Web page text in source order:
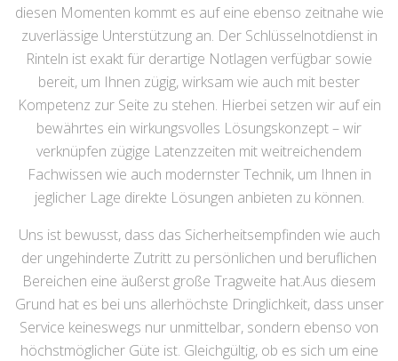
diesen Momenten kommt es auf eine ebenso zeitnahe wie
zuverlässige Unterstützung an. Der Schlüsselnotdienst in
Rinteln ist exakt für derartige Notlagen verfügbar sowie
bereit, um Ihnen zügig, wirksam wie auch mit bester
Kompetenz zur Seite zu stehen. Hierbei setzen wir auf ein
bewährtes ein wirkungsvolles Lösungskonzept – wir
verknüpfen zügige Latenzzeiten mit weitreichendem
Fachwissen wie auch modernster Technik, um Ihnen in
jeglicher Lage direkte Lösungen anbieten zu können.
Uns ist bewusst, dass das Sicherheitsempfinden wie auch
der ungehinderte Zutritt zu persönlichen und beruflichen
Bereichen eine äußerst große Tragweite hat.Aus diesem
Grund hat es bei uns allerhöchste Dringlichkeit, dass unser
Service keineswegs nur unmittelbar, sondern ebenso von
höchstmöglicher Güte ist. Gleichgültig, ob es sich um eine